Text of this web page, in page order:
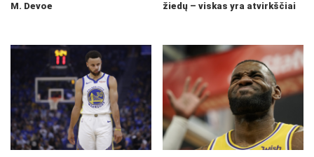
M. Devoe
žiedų – viskas yra atvirkščiai